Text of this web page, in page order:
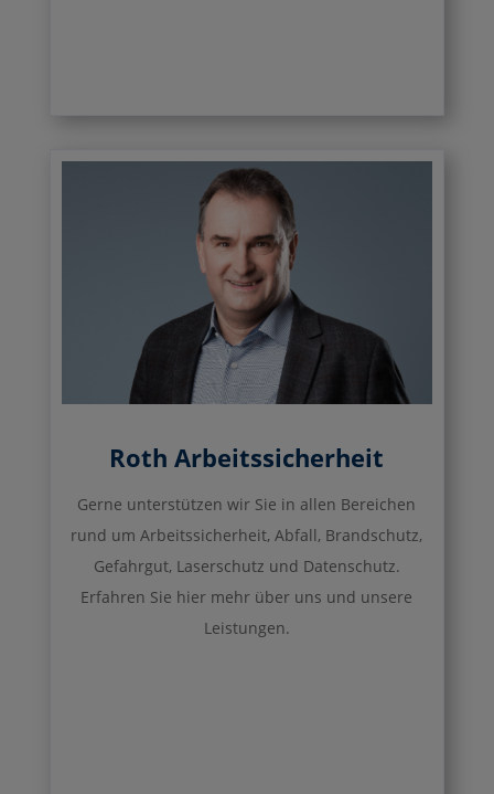
Roth Arbeitssicherheit
Gerne unterstützen wir Sie in allen Bereichen
rund um Arbeitssicherheit, Abfall, Brandschutz,
Gefahrgut, Laserschutz und Datenschutz.
Erfahren Sie hier mehr über uns und unsere
Leistungen.